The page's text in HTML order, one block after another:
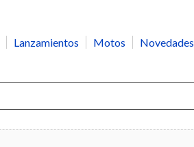
Lanzamientos Motos
Novedades